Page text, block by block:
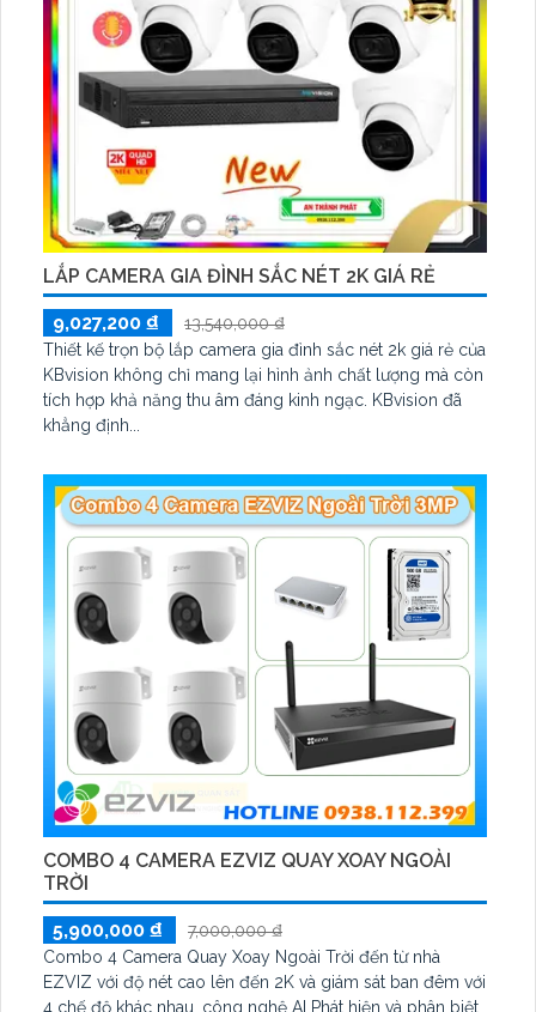
LẮP CAMERA GIA ĐÌNH SẮC NÉT 2K GIÁ RẺ
9,027,200 ₫
13,540,000 ₫
Thiết kế trọn bộ lắp camera gia đình sắc nét 2k giá rẻ của
KBvision không chỉ mang lại hình ảnh chất lượng mà còn
tích hợp khả năng thu âm đáng kinh ngạc. KBvision đã
khẳng định...
COMBO 4 CAMERA EZVIZ QUAY XOAY NGOÀI
TRỜI
5,900,000 ₫
7,000,000 ₫
Combo 4 Camera Quay Xoay Ngoài Trời đến từ nhà
EZVIZ với độ nét cao lên đến 2K và giám sát ban đêm với
4 chế độ khác nhau, công nghệ AI Phát hiện và phân biệt